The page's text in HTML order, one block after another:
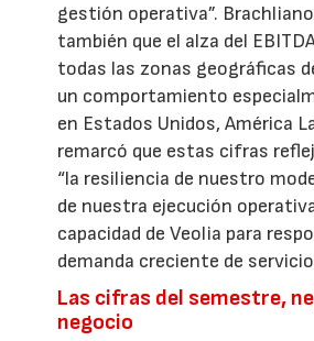
gestión operativa”.
también que el alza del
todas las zonas geográficas
un comportamiento
en Estados Unidos, América
remarcó que estas cifras
“la resiliencia de nuestro
de nuestra ejecución
capacidad de Veolia para
demanda creciente de
Las cifras del semestre,
negocio